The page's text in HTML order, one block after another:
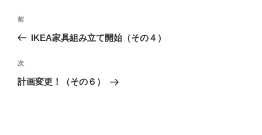
投
ナ
ビ
ゲ
前
の
稿
前
IKEA家具組み立て開始（その４）
次
の
次
計画変更！（その６）